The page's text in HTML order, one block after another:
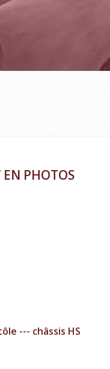
PHOTOS
--- châssis HS